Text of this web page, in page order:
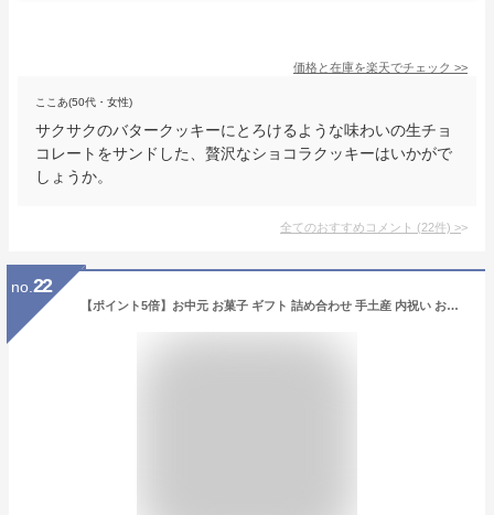
価格と在庫を楽天でチェック >>
ここあ(50代・女性)
サクサクのバタークッキーにとろけるような味わいの生チョ
コレートをサンドした、贅沢なショコラクッキーはいかがで
しょうか。
全てのおすすめコメント (22件) >
no. 22
【ポイント5倍】お中元 お菓子 ギフト 詰め合わせ 手土産 内祝い お返し お礼 個包装 焼き菓子 洋菓子 スイーツ プレゼント 送料無料 HFM-40N2 フィナンシェ・マドレーヌ詰合せ 2種 26個入